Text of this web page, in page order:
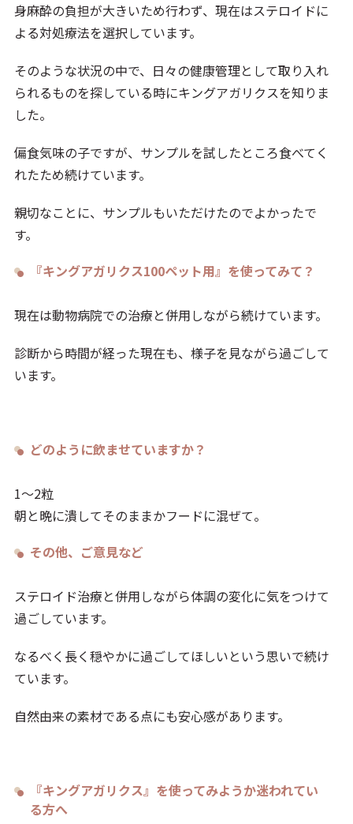
身麻酔の負担が大きいため行わず、現在はステロイドに
よる対処療法を選択しています。
そのような状況の中で、日々の健康管理として取り入れ
られるものを探している時にキングアガリクスを知りま
した。
偏食気味の子ですが、サンプルを試したところ食べてく
れたため続けています。
親切なことに、サンプルもいただけたのでよかったで
す。
『キングアガリクス100ペット用』を使ってみて？
現在は動物病院での治療と併用しながら続けています。
診断から時間が経った現在も、様子を見ながら過ごして
います。
どのように飲ませていますか？
1〜2粒
朝と晩に潰してそのままかフードに混ぜて。
その他、ご意見など
ステロイド治療と併用しながら体調の変化に気をつけて
過ごしています。
なるべく長く穏やかに過ごしてほしいという思いで続け
ています。
自然由来の素材である点にも安心感があります。
『キングアガリクス』を使ってみようか迷われてい
る方へ